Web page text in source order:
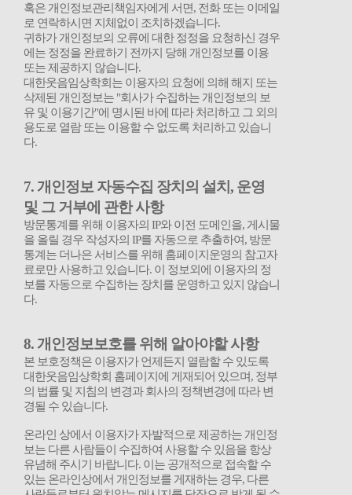
혹은 개인정보관리책임자에게 서면, 전화 또는 이메일
로 연락하시면 지체없이 조치하겠습니다.
귀하가 개인정보의 오류에 대한 정정을 요청하신 경우
에는 정정을 완료하기 전까지 당해 개인정보를 이용
또는 제공하지 않습니다.
대한웃음임상학회는 이용자의 요청에 의해 해지 또는
삭제된 개인정보는 "회사가 수집하는 개인정보의 보
유 및 이용기간"에 명시된 바에 따라 처리하고 그 외의
용도로 열람 또는 이용할 수 없도록 처리하고 있습니
다.
7.개인정보 자동수집 장치의 설치 , 운영
및 그 거부에 관한 사항
방문통계를 위해 이용자의 IP와 이전 도메인을, 게시물
을 올릴 경우 작성자의 IP를 자동으로 추출하여, 방문
통계는 더나은 서비스를 위해 홈페이지운영의 참고자
료로만 사용하고 있습니다. 이 정보외에 이용자의 정
보를 자동으로 수집하는 장치를 운영하고 있지 않습니
다.
8.개인정보보호를 위해 알아야할 사항
본 보호정책은 이용자가 언제든지 열람할 수 있도록
대한웃음임상학회 홈페이지에 게재되어 있으며, 정부
의 법률 및 지침의 변경과 회사의 정책변경에 따라 변
경될 수 있습니다.
온라인 상에서 이용자가 자발적으로 제공하는 개인정
보는 다른 사람들이 수집하여 사용할 수 있음을 항상
유념해 주시기 바랍니다. 이는 공개적으로 접속할 수
있는 온라인상에서 개인정보를 게재하는 경우, 다른